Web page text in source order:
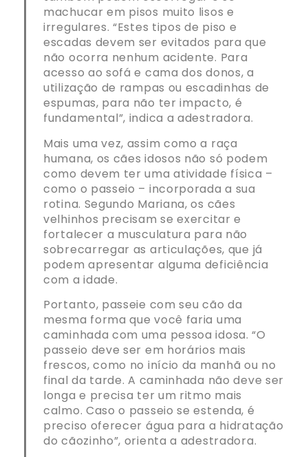
machucar em pisos muito lisos e
irregulares. “Estes tipos de piso e
escadas devem ser evitados para que
não ocorra nenhum acidente. Para
acesso ao sofá e cama dos donos, a
utilização de rampas ou escadinhas de
espumas, para não ter impacto, é
fundamental”, indica a adestradora.
Mais uma vez, assim como a raça
humana, os cães idosos não só podem
como devem ter uma atividade física –
como o passeio – incorporada a sua
rotina. Segundo Mariana, os cães
velhinhos precisam se exercitar e
fortalecer a musculatura para não
sobrecarregar as articulações, que já
podem apresentar alguma deficiência
com a idade.
Portanto, passeie com seu cão da
mesma forma que você faria uma
caminhada com uma pessoa idosa. “O
passeio deve ser em horários mais
frescos, como no início da manhã ou no
final da tarde. A caminhada não deve ser
longa e precisa ter um ritmo mais
calmo. Caso o passeio se estenda, é
preciso oferecer água para a hidratação
do cãozinho”, orienta a adestradora.